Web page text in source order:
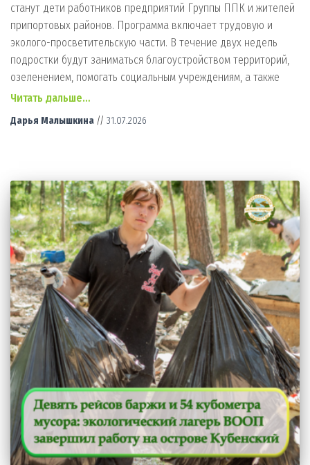
станут дети работников предприятий Группы ППК и жителей
припортовых районов. Программа включает трудовую и
эколого-просветительскую части. В течение двух недель
подростки будут заниматься благоустройством территорий,
озеленением, помогать социальным учреждениям, а также
Читать дальше…
Дарья Малышкина // 31.07.2026